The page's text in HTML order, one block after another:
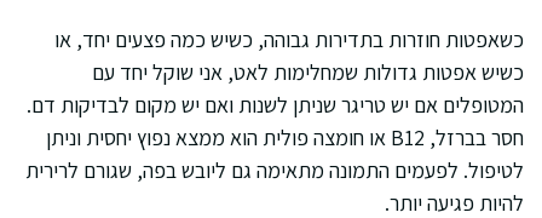
כשאפטות חוזרות בתדירות גבוהה, כשיש כמה פצעים יחד, או
כשיש אפטות גדולות שמחלימות לאט, אני שוקל יחד עם
המטופלים אם יש טריגר שניתן לשנות ואם יש מקום לבדיקות דם.
חסר בברזל, B12 או חומצה פולית הוא ממצא נפוץ יחסית וניתן
לטיפול. לפעמים התמונה מתאימה גם ליובש בפה, שגורם לרירית
להיות פגיעה יותר.